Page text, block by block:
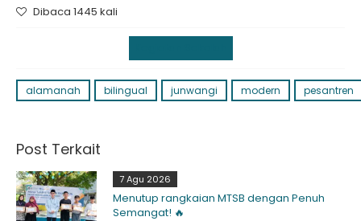
Dibaca 1445 kali
alamanah bilingual junwangi modern pesantren
Post Terkait
7 Agu 2026
Menutup rangkaian MTSB dengan Penuh
Semangat! 🔥